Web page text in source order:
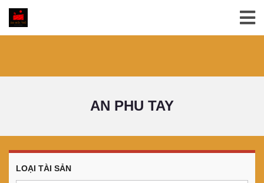
AN PHU TAY
LOẠI TÀI SẢN